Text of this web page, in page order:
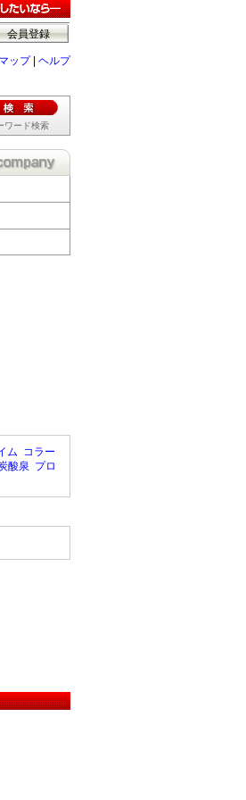
会員登録
ップ| ヘルプ
ワード検索
ム コラー
酸泉 プロ